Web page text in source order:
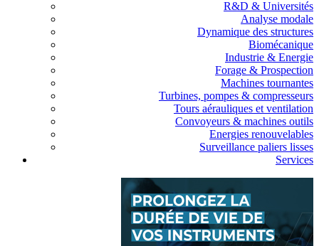
R&D & Universités
Analyse modale
Dynamique des structures
Biomécanique
Industrie & Energie
Forage & Prospection
Machines tournantes
Turbines, pompes & compresseurs
Tours aérauliques et ventilation
Convoyeurs & machines outils
Energies renouvelables
Surveillance paliers lisses
Services